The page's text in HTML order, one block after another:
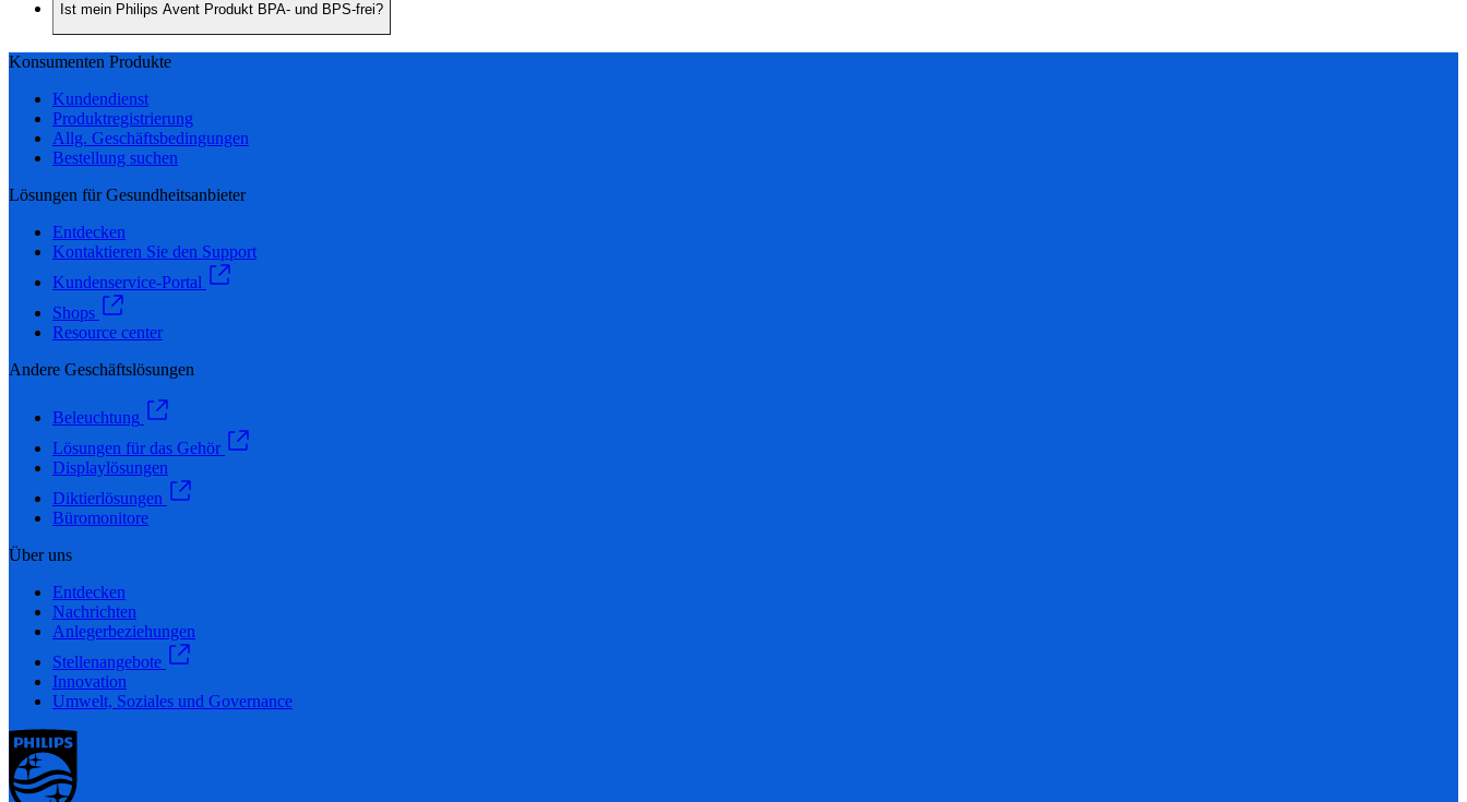
Ist mein Philips Avent Produkt BPA- und BPS-frei?
Konsumenten Produkte
Kundendienst
Produktregistrierung
Allg. Geschäftsbedingungen
Bestellung suchen
Lösungen für Gesundheitsanbieter
Entdecken
Kontaktieren Sie den Support
Kundenservice-Portal
Shops
Resource center
Andere Geschäftslösungen
Beleuchtung
Lösungen für das Gehör
Displaylösungen
Diktierlösungen
Büromonitore
Über uns
Entdecken
Nachrichten
Anlegerbeziehungen
Stellenangebote
Innovation
Umwelt, Soziales und Governance